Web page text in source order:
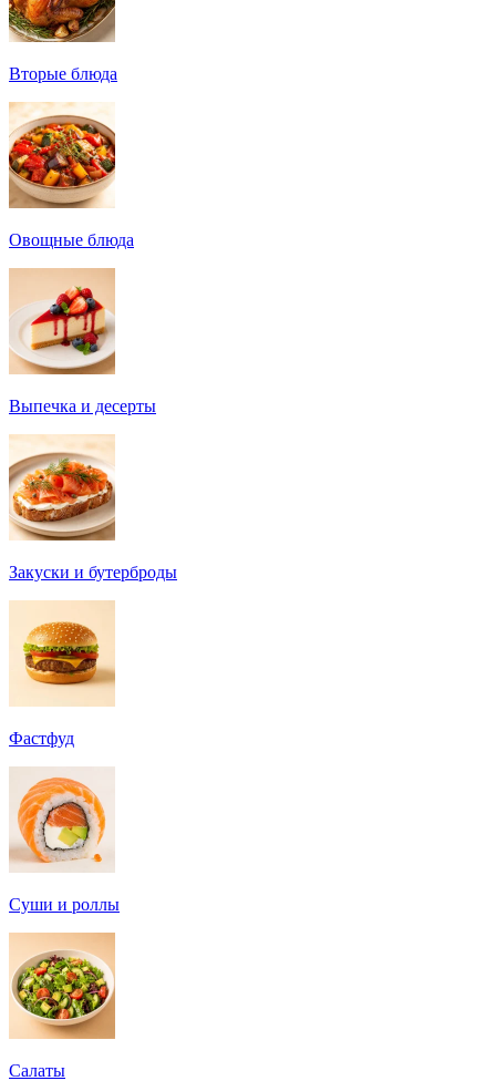
Вторые блюда
Овощные блюда
Выпечка и десерты
Закуски и бутерброды
Фастфуд
Суши и роллы
Салаты